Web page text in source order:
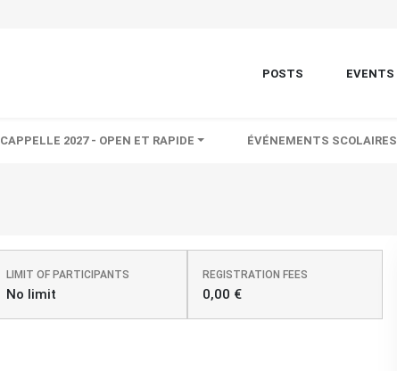
POSTS EVENTS
CAPPELLE 2027 - OPEN ET RAPIDE ÉVÉNEMENTS SCOLAIRES
LIMIT OF PARTICIPANTS
No limit
REGISTRATION FEES
0,00 €